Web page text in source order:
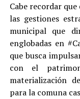
Cabe recordar
las gestiones
municipal que
englobadas en
que busca
con el
materialización
para la comuna